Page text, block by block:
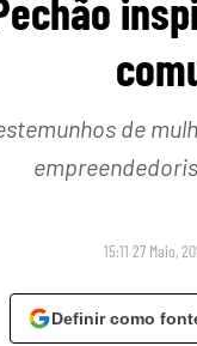
de
15:11 27 Maio,
Definir como